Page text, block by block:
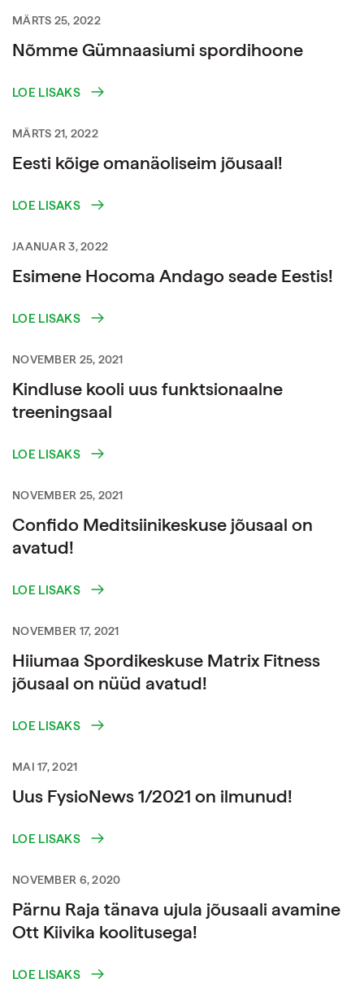
MÄRTS 25, 2022
Nõmme Gümnaasiumi spordihoone
LOE LISAKS
MÄRTS 21, 2022
Eesti kõige omanäoliseim jõusaal!
LOE LISAKS
JAANUAR 3, 2022
Esimene Hocoma Andago seade Eestis!
LOE LISAKS
NOVEMBER 25, 2021
Kindluse kooli uus funktsionaalne
treeningsaal
LOE LISAKS
NOVEMBER 25, 2021
Confido Meditsiinikeskuse jõusaal on
avatud!
LOE LISAKS
NOVEMBER 17, 2021
Hiiumaa Spordikeskuse Matrix Fitness
jõusaal on nüüd avatud!
LOE LISAKS
MAI 17, 2021
Uus FysioNews 1/2021 on ilmunud!
LOE LISAKS
NOVEMBER 6, 2020
Pärnu Raja tänava ujula jõusaali avamine
Ott Kiivika koolitusega!
LOE LISAKS